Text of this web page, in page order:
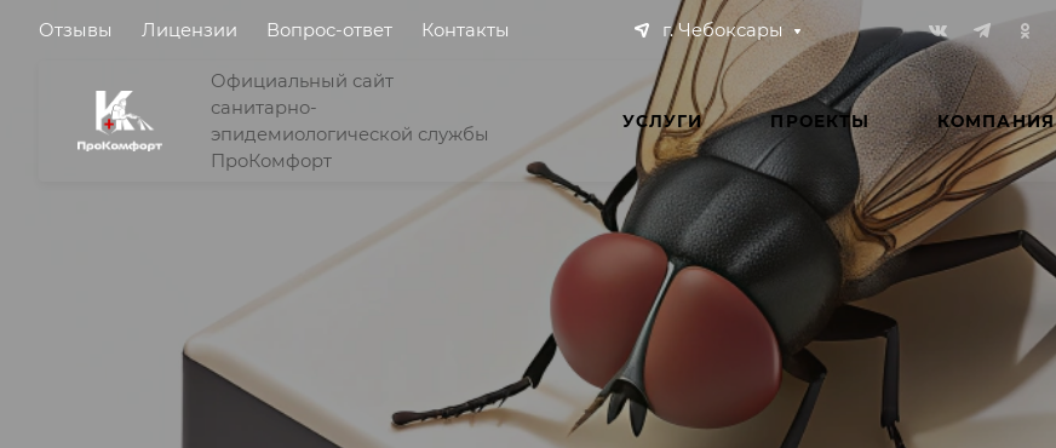
Отзывы Лицензии Вопрос-ответ Контакты г. Чебоксары
Официальный сайт
санитарно-
эпидемиологической службы
ПроКомфорт
УСЛУГИ ПРОЕКТЫ КОМПАНИЯ